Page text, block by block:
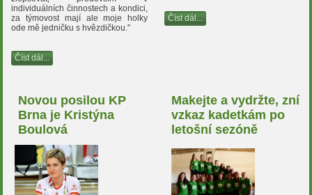
individuálních činnostech a kondici,
za týmovost mají ale moje holky
ode mě jedničku s hvězdičkou."
Číst dál...
Číst dál...
Novou posilou KP
Brna je Kristýna
Boulová
Makejte a vydržte, zní
vzkaz kadetkám po
letošní sezóně